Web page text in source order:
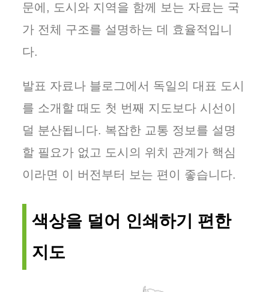
문에, 도시와 지역을 함께 보는 자료는 국
가 전체 구조를 설명하는 데 효율적입니
다.
발표 자료나 블로그에서 독일의 대표 도시
를 소개할 때도 첫 번째 지도보다 시선이
덜 분산됩니다. 복잡한 교통 정보를 설명
할 필요가 없고 도시의 위치 관계가 핵심
이라면 이 버전부터 보는 편이 좋습니다.
색상을 덜어 인쇄하기 편한
지도